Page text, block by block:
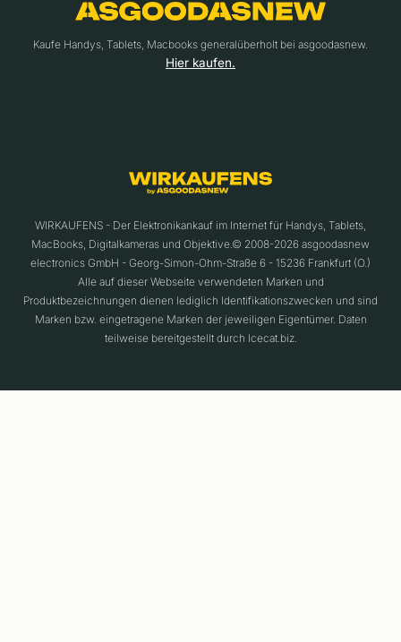
Kaufe Handys, Tablets, Macbooks generalüberholt bei asgoodasnew.
Hier kaufen.
WIRKAUFENS - Der Elektronikankauf im Internet für Handys, Tablets,
MacBooks, Digitalkameras und Objektive.© 2008-2026 asgoodasnew
electronics GmbH - Georg-Simon-Ohm-Straße 6 - 15236 Frankfurt (O.)
Alle auf dieser Webseite verwendeten Marken und
Produktbezeichnungen dienen lediglich Identifikationszwecken und sind
Marken bzw. eingetragene Marken der jeweiligen Eigentümer. Daten
teilweise bereitgestellt durch Icecat.biz.